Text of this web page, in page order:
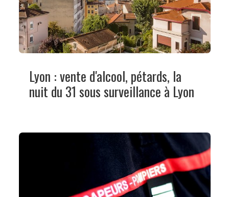
Lyon : vente d'alcool, pétards, la
nuit du 31 sous surveillance à Lyon